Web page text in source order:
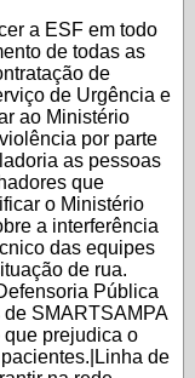
a ESF em todo
de todas as
de
de Urgência e
ao Ministério
por parte
as pessoas
que
o Ministério
a interferência
das equipes
de rua.
Pública
SMARTSAMPA
que prejudica o
de